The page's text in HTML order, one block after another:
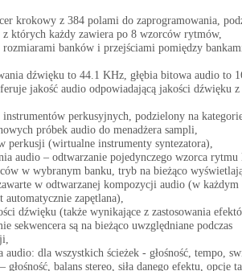
krokowy z 384 polami do zaprogramowania,
z których każdy zawiera po 8 wzorców rytmów,
banków i przejściami pomiędzy
dźwięku to 44.1 KHz, głębia bitowa audio to
jakość audio odpowiadającą jakości dźwięku z
instrumentów perkusyjnych, podzielony na
próbek audio do menadżera sampli,
perkusji (wirtualne instrumenty syntezatora),
audio – odtwarzanie pojedynczego wzorca rytmu
w wybranym banku, tryb na bieżąco
w odtwarzanej kompozycji audio (w każdym
zapętlana),
dźwięku (także wynikające z zastosowania
sekwencera są na bieżąco uwzględniane podczas
audio: dla wszystkich ścieżek - głośność, tempo,
głośność, balans stereo, siła danego efektu, opcje